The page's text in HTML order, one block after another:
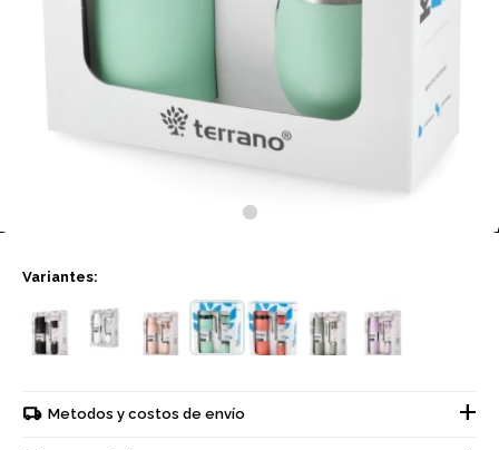
Variantes:
Metodos y costos de envío